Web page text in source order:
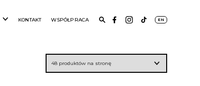
KONTAKT WSPÓŁPRACA EN